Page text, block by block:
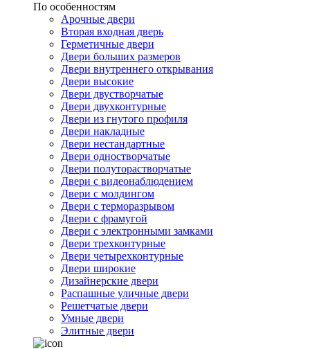
По особенностям
Арочные двери
Вторая входная дверь
Герметичные двери
Двери больших размеров
Двери внутреннего открывания
Двери высокие
Двери двустворчатые
Двери двухконтурные
Двери из гнутого профиля
Двери накладные
Двери нестандартные
Двери одностворчатые
Двери полуторастворчатые
Двери с видеонаблюдением
Двери с молдингом
Двери с терморазрывом
Двери с фрамугой
Двери с электронными замками
Двери трехконтурные
Двери четырехконтурные
Двери широкие
Дизайнерские двери
Распашные уличные двери
Решетчатые двери
Умные двери
Элитные двери